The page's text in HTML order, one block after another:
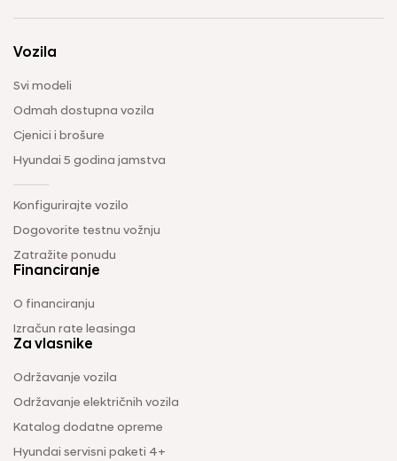
Vozila
Svi modeli
Odmah dostupna vozila
Cjenici i brošure
Hyundai 5 godina jamstva
Konfigurirajte vozilo
Dogovorite testnu vožnju
Zatražite ponudu
Financiranje
O financiranju
Izračun rate leasinga
Za vlasnike
Održavanje vozila
Održavanje električnih vozila
Katalog dodatne opreme
Hyundai servisni paketi 4+